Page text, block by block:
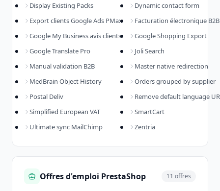
Display Existing Packs
Dynamic contact form
Export clients Google Ads PMax
Facturation électronique B2B
Google My Business avis clients
Google Shopping Export
Google Translate Pro
Joli Search
Manual validation B2B
Master native redirection
MedBrain Object History
Orders grouped by supplier
Postal Deliv
Remove default language
Simplified European VAT
SmartCart
Ultimate sync MailChimp
Zentria
Offres d'emploi PrestaShop 11 offres